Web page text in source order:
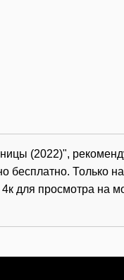
(2022)",
бесплатно. Только
для просмотра на